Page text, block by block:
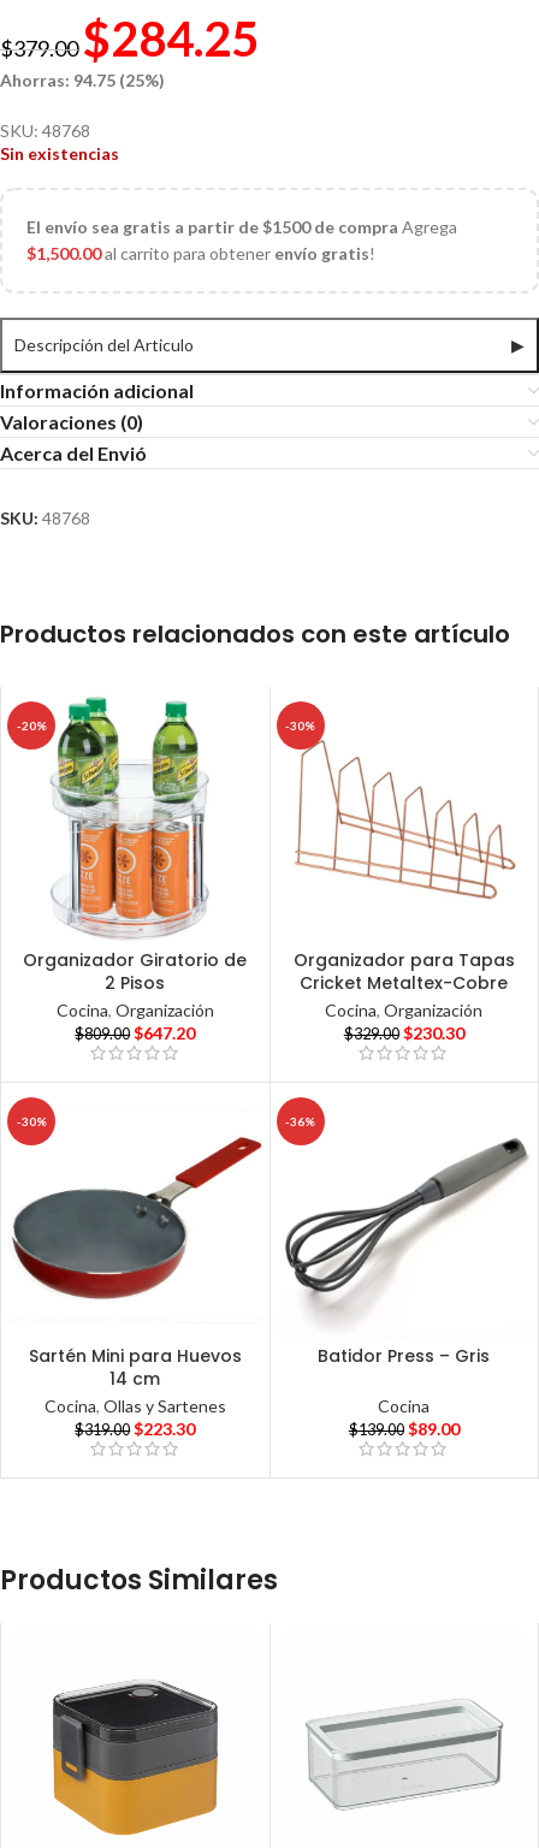
$379.00 $284.25
Ahorras: 94.75 (25%)
SKU: 48768
Sin existencias
El envío sea gratis a partir de $1500 de compra Agrega
$1,500.00al carrito para obtener envío gratis!
Descripción del Articulo ▶
Información adicional
Valoraciones (0)
Acerca del Envió
SKU: 48768
Productos relacionados con este artículo
-20%
Organizador Giratorio de
2 Pisos
Cocina, Organización
$809.00 $647.20
-30%
Organizador para Tapas
Cricket Metaltex-Cobre
Cocina,Organización
$329.00 $230.30
-30%
Sartén Mini para Huevos
14 cm
Cocina, Ollas y Sartenes
$319.00 $223.30
-36%
Batidor Press – Gris
Cocina
$139.00 $89.00
Productos Similares